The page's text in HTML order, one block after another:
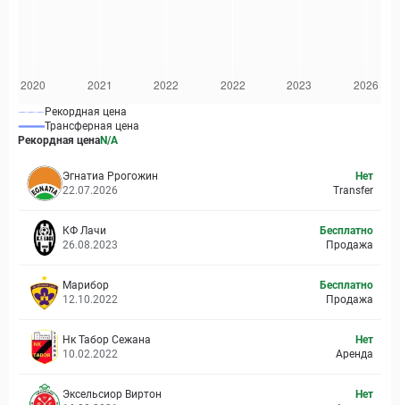
Рекордная цена
Трансферная цена
Рекордная ценаN/A
Эгнатиа Ррогожин
22.07.2026
Нет
Transfer
КФ Лачи
26.08.2023
Бесплатно
Продажа
Марибор
12.10.2022
Бесплатно
Продажа
Нк Табор Сежана
10.02.2022
Нет
Аренда
Эксельсиор Виртон
Нет